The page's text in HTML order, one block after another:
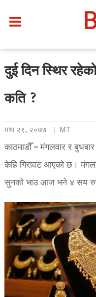
दुई दिन स्थिर
कति ?
माघ २९, २०७७ MT
काठमाडौँ – मंगलवार र
केहि गिरावट आएको छ।
सुनको भाउ आज भने ४ सय